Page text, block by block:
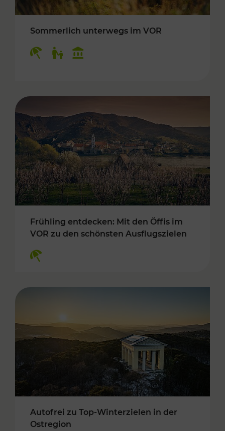
Sommerlich unterwegs im VOR
Frühling entdecken: Mit den Öffis im
VOR zu den schönsten Ausflugszielen
Autofrei zu Top-Winterzielen in der
Ostregion